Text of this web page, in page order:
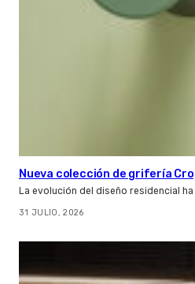
Nueva colección de grifería
La evolución del diseño residencial
31 JULIO, 2026